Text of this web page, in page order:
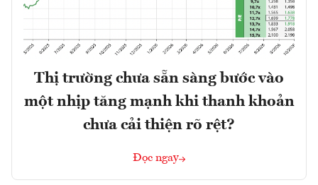
Thị trường chưa sẵn sàng bước vào
một nhịp tăng mạnh khi thanh khoản
chưa cải thiện rõ rệt?
Đọc ngay